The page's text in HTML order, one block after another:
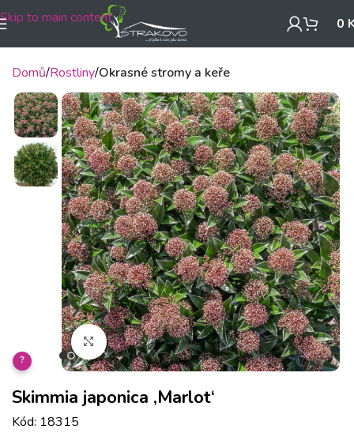
Skip to main content 0
Domů Rostliny Okrasné stromy a keře
Klikněte pro zvětšení
?
Skimmia japonica ‚Marlot‘
Kód: 18315